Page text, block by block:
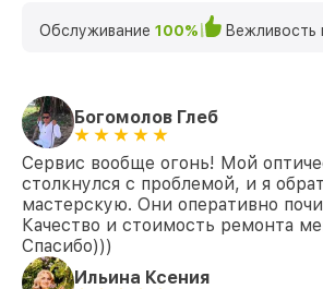
Обслуживание 100% Вежливость
Богомолов Глеб
Сервис вообще огонь! Мой
столкнулся с проблемой, и я
мастерскую. Они оперативно
Качество и стоимость ремонта
Спасибо)))
Ильина Ксения